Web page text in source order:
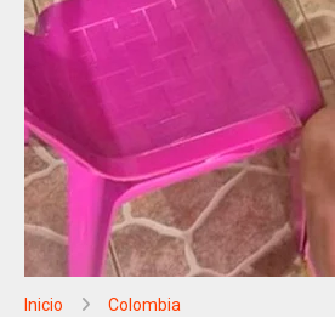
Inicio Colombia